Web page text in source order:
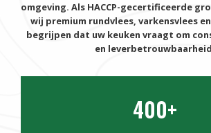
omgeving. Als HACCP-gecertificeerde
wij premium rundvlees, varkensvlees
begrijpen dat uw keuken vraagt om
en
400+